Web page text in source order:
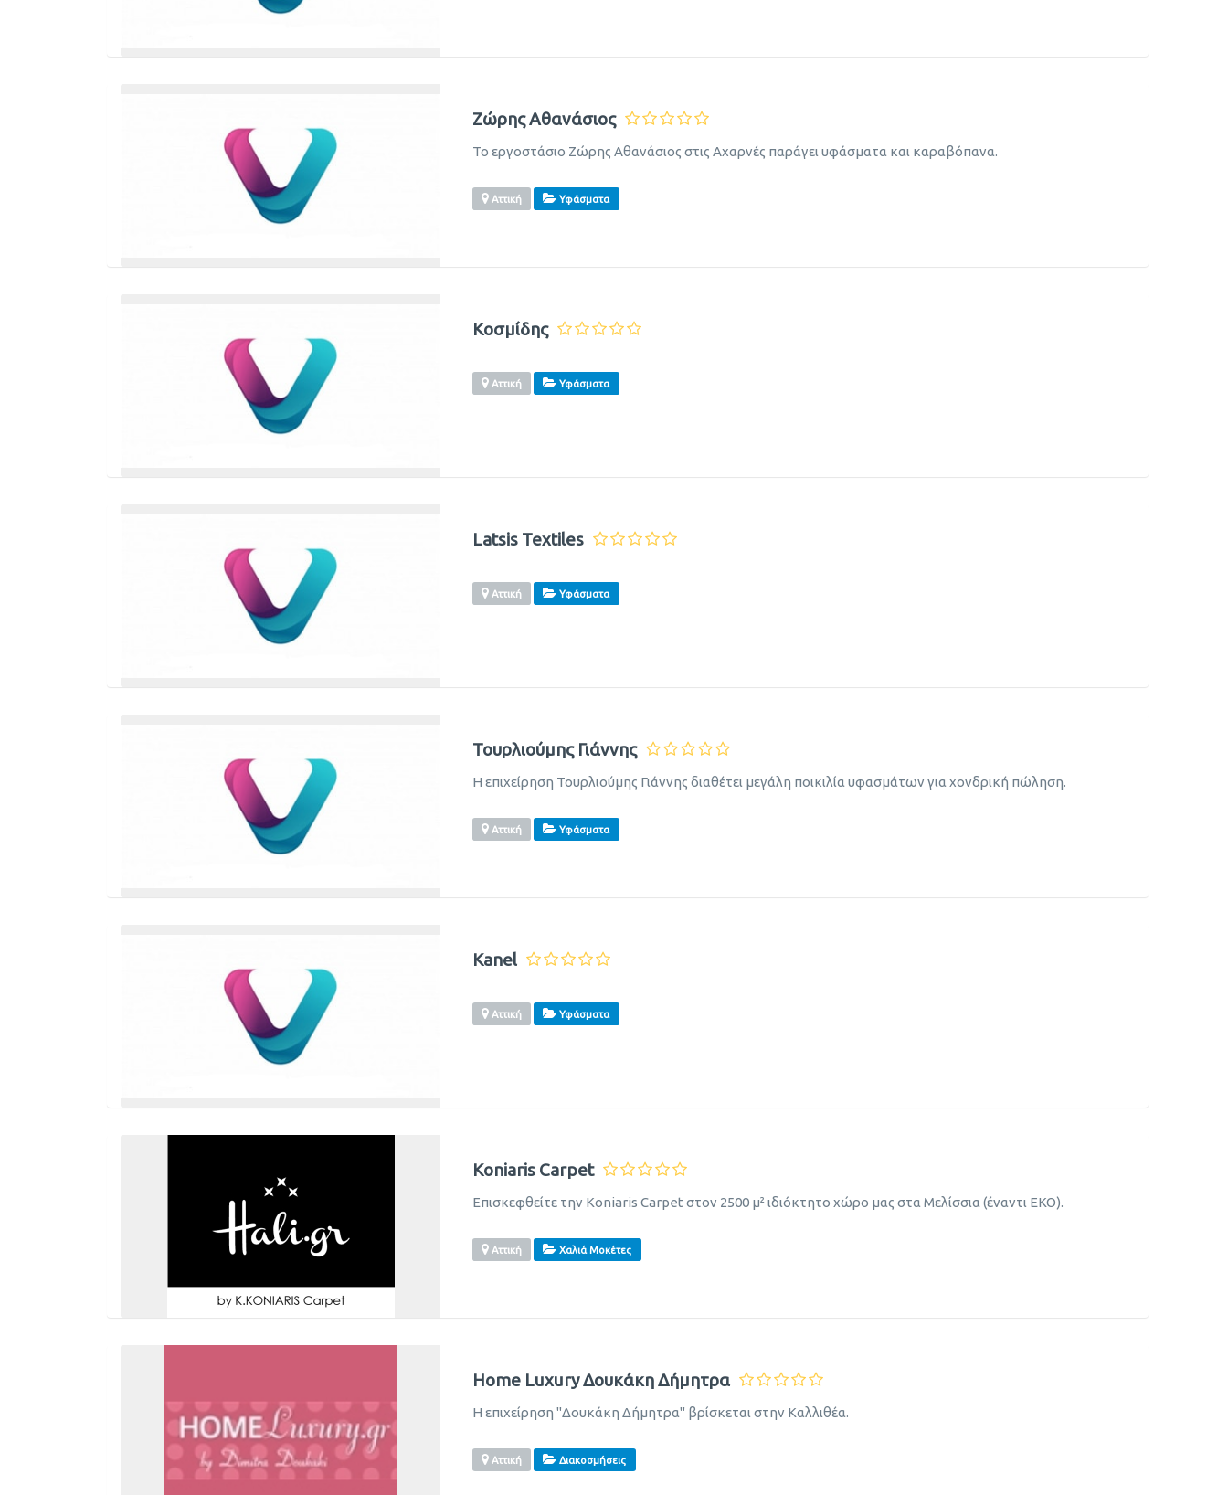
Ζώρης Αθανάσιος
Το εργοστάσιο Ζώρης Αθανάσιος στις Αχαρνές παράγει υφάσματα και καραβόπανα.
Αττική Υφάσματα
Κοσμίδης
Αττική Υφάσματα
Latsis Textiles
Αττική Υφάσματα
Τουρλιούμης Γιάννης
Η επιχείρηση Τουρλιούμης Γιάννης διαθέτει μεγάλη ποικιλία υφασμάτων για χονδρική πώληση.
Αττική Υφάσματα
Kanel
Αττική Υφάσματα
Koniaris Carpet
Επισκεφθείτε την Koniaris Carpet στον 2500 μ² ιδιόκτητο χώρο μας στα Μελίσσια (έναντι ΕΚΟ).
Αττική Χαλιά Μοκέτες
Home Luxury Δουκάκη Δήμητρα
Η επιχείρηση "Δουκάκη Δήμητρα" βρίσκεται στην Καλλιθέα.
Αττική Διακοσμήσεις